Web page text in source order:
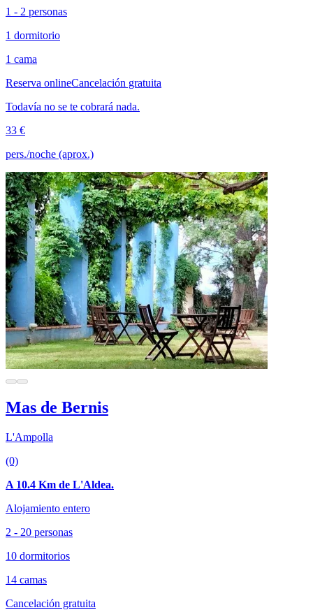
1 - 2 personas
1 dormitorio
1 cama
Reserva onlineCancelación gratuita
Todavía no se te cobrará nada.
33 €
pers./noche (aprox.)
Mas de Bernis
L'Ampolla
(0)
A 10.4 Km de L'Aldea.
Alojamiento entero
2 - 20 personas
10 dormitorios
14 camas
Cancelación gratuita